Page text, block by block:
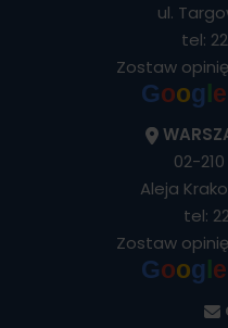
ul.
tel:
Zostaw
Goog e
02-
Aleja
tel:
Zostaw
Goog e